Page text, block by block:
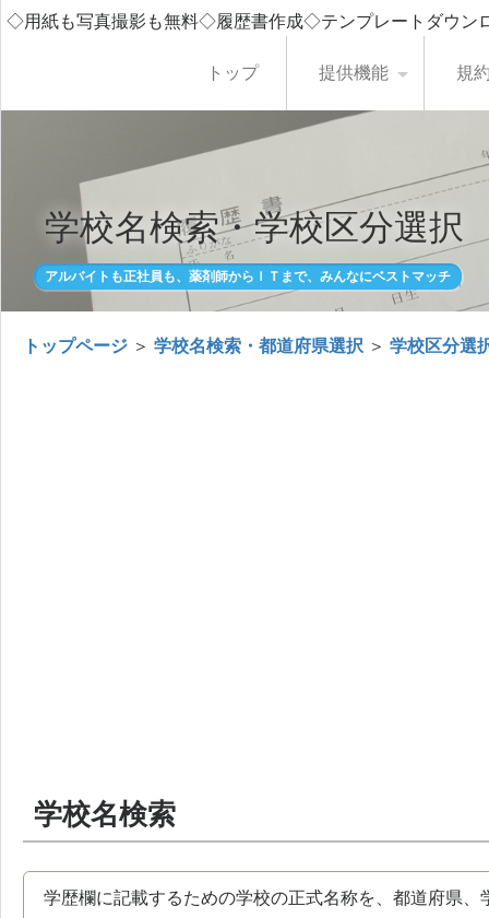
◇用紙も写真撮影も無料◇履歴書作成◇テンプレートダウ
トップ 提供機能 規
学校名検索・学校区分選択
アルバイトも正社員も、薬剤師からＩＴまで、みんなにベストマッチ
トップページ ＞ 学校名検索・都道府県選択 ＞ 学校区分選
学校名検索
学歴欄に記載するための学校の正式名称を、都道府県